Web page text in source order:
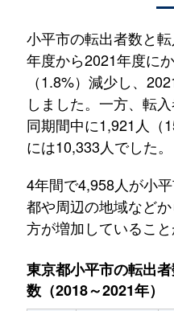
小平市の転出者数と
年度から2021年度に
（1.8%）減少し、
しました。一方、転
同期間中に1,921人（
には10,333人でした。
4年間で4,958人が小
都や周辺の地域など
方が増加していること
東京都小平市の転出
数（2018～2021年）